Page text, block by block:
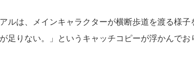
ルは、メインキャラクターが横断歩道を渡る様
足りない。」というキャッチコピーが浮かんで